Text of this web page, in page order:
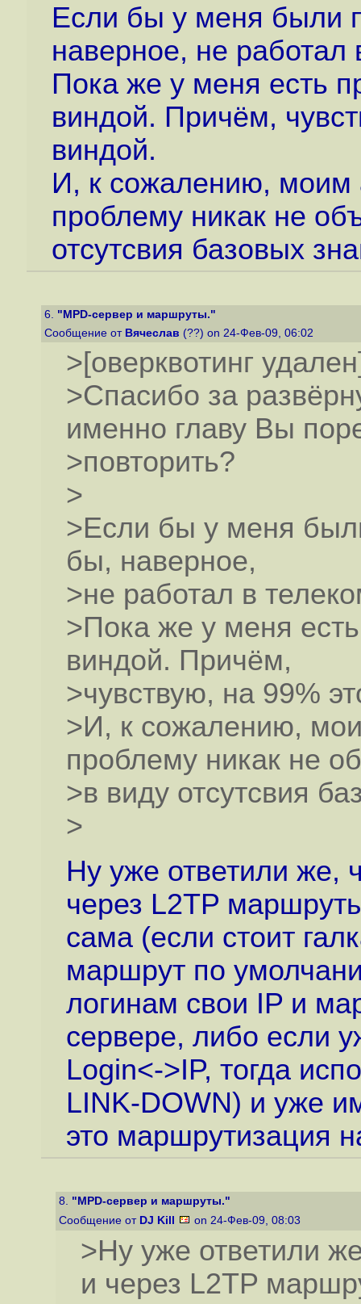
Если бы у меня были
наверное, не
Пока же у меня есть
виндой. Причём,
виндой.
И, к сожалению, моим
проблему никак не
отсутсвия базовых
6. "MPD-сервер и маршруты."
Сообщение от Вячеслав (??) on 24-Фев-09, 06:02
>[оверквотинг
>Спасибо за
именно главу Вы
>повторить?
>
>Если бы у меня
бы, наверное,
>не работал в
>Пока же у меня
виндой. Причём,
>чувствую, на 99%
>И, к сожалению,
проблему никак не
>в виду отсутсвия
>
Ну уже ответили же,
через L2TP
сама (если стоит
маршрут по
логинам свои IP и
сервере, либо если
Login<->IP, тогда
LINK-DOWN) и уже
это маршрутизация
8. "MPD-сервер и маршруты."
Сообщение от DJ Kill on 24-Фев-09, 08:03
>Ну уже ответили
и через L2TP